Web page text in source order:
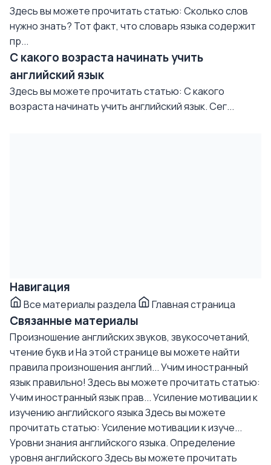
Здесь вы можете прочитать статью: Сколько слов
нужно знать? Тот факт, что словарь языка содержит
пр...
С какого возраста начинать учить
английский язык
Здесь вы можете прочитать статью: С какого
возраста начинать учить английский язык. Сег...
Навигация
Все материалы раздела Главная страница
Связанные материалы
Произношение английских звуков, звукосочетаний,
чтение букв иНа этой странице вы можете найти
правила произношения англий...Учим иностранный
язык правильно! Здесь вы можете прочитать статью:
Учим иностранный язык прав...Усиление мотивации к
изучению английского языкаЗдесь вы можете
прочитать статью: Усиление мотивации к изуче...
Уровни знания английского языка. Определение
уровня английскогоЗдесь вы можете прочитать